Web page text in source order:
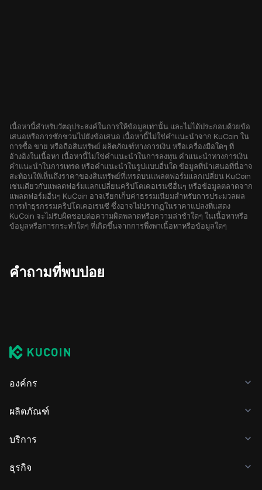
เนื้อหานี้สำหรับวัตถุประสงค์ในการให้ข้อมูลเท่านั้น และไม่ได้ประกอบด้วยข้อ
เสนอหรือการชักชวนไปยังข้อเสนอ เนื้อหานี้ไม่ใช่คำแนะนำจาก KuCoin ใน
การซื้อ ขาย หรือถือสินทรัพย์ ผลิตภัณฑ์ทางการเงิน หรือเครื่องมือใดๆ ที่
อ้างอิงในเนื้อหา เนื้อหานี้ไม่ใช่คำแนะนำในการลงทุน คำแนะนำทางการเงิน
คำแนะนำในการเทรด หรือคำแนะนำในรูปแบบอื่นใด ข้อมูลที่นำเสนอที่นี่อาจ
สะท้อนให้เห็นถึงราคาของสินทรัพย์ที่เทรดบนแพลตฟอร์มแลกเปลี่ยน KuCoin
เช่นเดียวกับแพลตฟอร์มแลกเปลี่ยนคริปโตเคอเรนซีอื่นๆ หรือข้อมูลตลาดจาก
แพลตฟอร์มอื่นๆ KuCoin อาจเรียกเก็บค่าธรรมเนียมสำหรับการประมวลผล
การทำธุรกรรมคริปโตเคอเรนซี ซึ่งอาจไม่ปรากฏในราคาแปลงที่แสดง
KuCoin จะไม่รับผิดชอบต่อความผิดพลาดหรือความล่าช้าใดๆ ในเนื้อหาหรือ
ข้อมูลหรือการกระทำใดๆ ที่เกิดขึ้นจากการพึ่งพาเนื้อหาหรือข้อมูลใดๆ
คำถามที่พบบ่อย
องค์กร
ผลิตภัณฑ์
บริการ
ธุรกิจ